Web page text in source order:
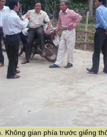
Không gian phía trước giếng